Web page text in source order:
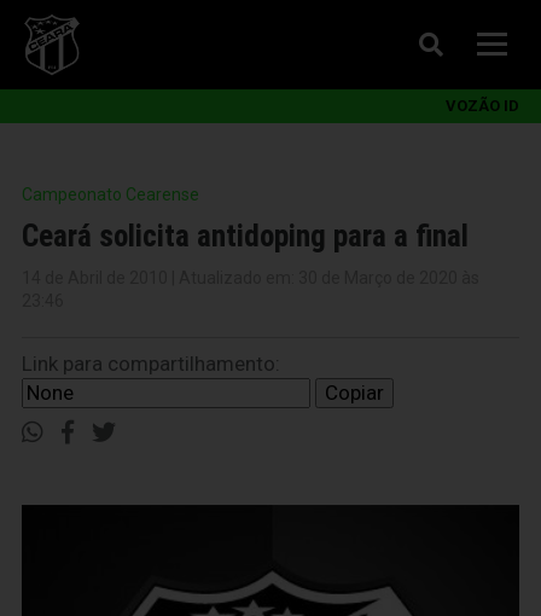
VOZÃO ID
Campeonato Cearense
Ceará solicita antidoping para a final
Link para compartilhamento:
Copiar